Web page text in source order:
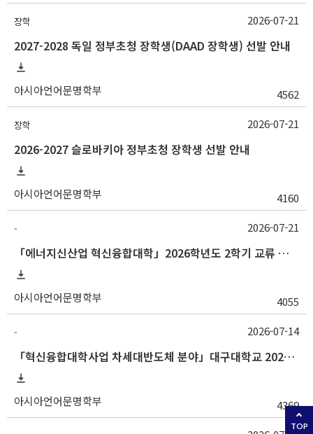
장학
2027-2028 독일 정부초청 장학생(DAAD 장학생) 선발 안내
아시아언어문명학부 4562
2026-07-21
장학
2026-2027 슬로바키아 정부초청 장학생 선발 안내
아시아언어문명학부 4160
2026-07-21
-
「에너지신산업 혁신융합대학」2026학년도 2학기 교류 수학 안내 (한양대)
아시아언어문명학부 4055
2026-07-21
-
「혁신융합대학사업 차세대반도체 분야」대구대학교 2026-2학기 교류수학 안내
아시아언어문명학부 4369
2026-07-14
TOP